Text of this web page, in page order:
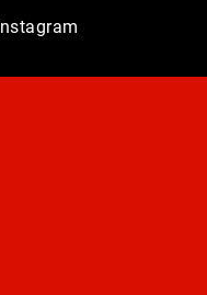
Instagram